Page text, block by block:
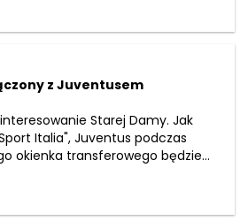
z Juventusem
Starej Damy. Jak
Italia", Juventus podczas
okienka transferowego będzie...